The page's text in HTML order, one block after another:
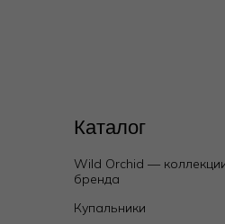
Каталог
Wild Orchid —
бренда
Купальники